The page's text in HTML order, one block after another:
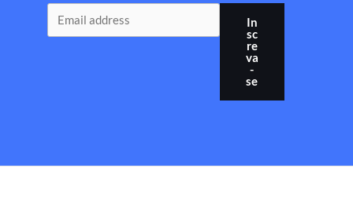
In
sc
re
va
-
se